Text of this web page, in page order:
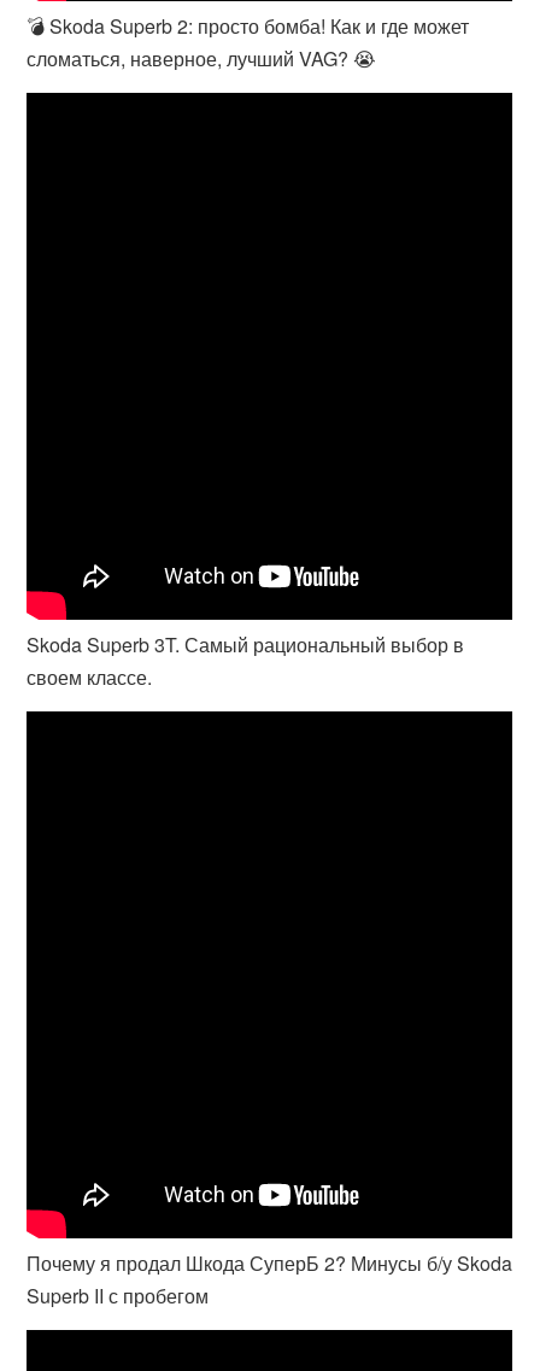
💣 Skoda Superb 2: просто бомба! Как и где может
сломаться, наверное, лучший VAG? 😭
Skoda Superb 3T. Самый рациональный выбор в
своем классе.
Почему я продал Шкода СуперБ 2? Минусы б/у Skoda
Superb II с пробегом